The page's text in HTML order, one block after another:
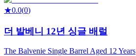
★0.0(0)
더 발베니 12년 싱글 배럴
The Balvenie Single Barrel Aged 12 Years